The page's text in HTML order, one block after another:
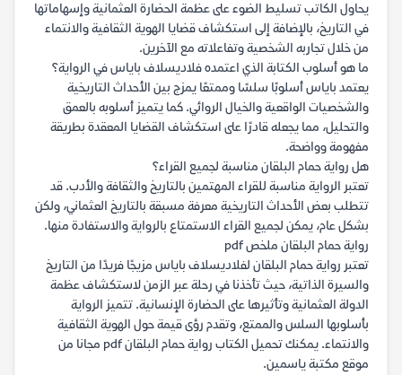
يحاول الكاتب تسليط الضوء على عظمة الحضارة العثمانية وإسهاماتها
في التاريخ، بالإضافة إلى استكشاف قضايا الهوية الثقافية والانتماء
من خلال تجاربه الشخصية وتفاعلاته مع الآخرين.
ما هو أسلوب الكتابة الذي اعتمده فلاديسلاف باياس في الرواية؟
يعتمد باياس أسلوبًا سلسًا وممتعًا يمزج بين الأحداث التاريخية
والشخصيات الواقعية والخيال الروائي. كما يتميز أسلوبه بالعمق
والتحليل، مما يجعله قادرًا على استكشاف القضايا المعقدة بطريقة
مفهومة وواضحة.
هل رواية حمام البلقان مناسبة لجميع القراء؟
تعتبر الرواية مناسبة للقراء المهتمين بالتاريخ والثقافة والأدب. قد
تتطلب بعض الأحداث التاريخية معرفة مسبقة بالتاريخ العثماني، ولكن
بشكل عام، يمكن لجميع القراء الاستمتاع بالرواية والاستفادة منها.
رواية حمام البلقان ملخص pdf
تعتبر رواية حمام البلقان لفلاديسلاف باياس مزيجًا فريدًا من التاريخ
والسيرة الذاتية، حيث تأخذنا في رحلة عبر الزمن لاستكشاف عظمة
الدولة العثمانية وتأثيرها على الحضارة الإنسانية. تتميز الرواية
بأسلوبها السلس والممتع، وتقدم رؤى قيمة حول الهوية الثقافية
والانتماء. يمكنك تحميل الكتاب رواية حمام البلقان pdf مجانا من
موقع مكتبة ياسمين.